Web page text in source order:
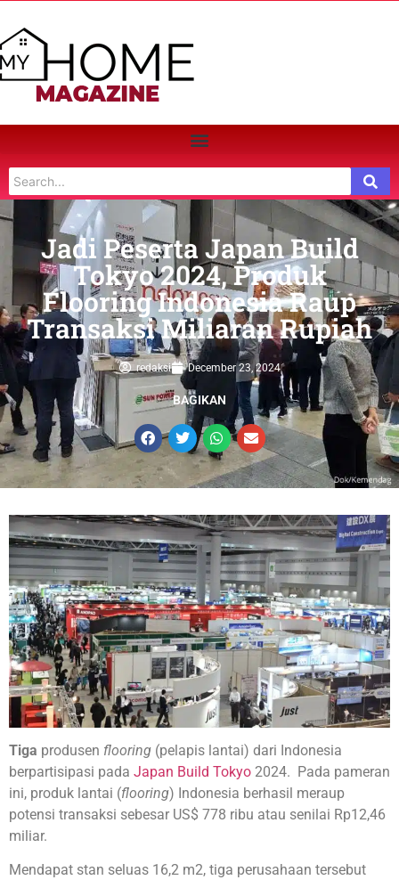
Jadi Peserta Japan Build
Tokyo 2024, Produk
Flooring Indonesia Raup
Transaksi Miliaran Rupiah
redaksi December 23, 2024
BAGIKAN
Tiga produsen flooring (pelapis lantai) dari Indonesia
berpartisipasi pada Japan Build Tokyo 2024. Pada pameran
ini, produk lantai (flooring) Indonesia berhasil meraup
potensi transaksi sebesar US$ 778 ribu atau senilai Rp12,46
miliar.
Mendapat stan seluas 16,2 m2, tiga perusahaan tersebut